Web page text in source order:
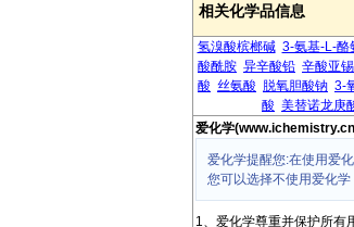
相关化学品信息
氢溴酸槟榔碱 3-氨基-L-酪
酸酰胺 异辛酸铅 辛酸亚锡
酸 丝氨酸 脱氧胆酸钠 3-
酸 美替诺龙庚
爱化学
爱化学提醒您:在使用爱
您可以选择不使用爱化
1、爱化学尊重并保护所有